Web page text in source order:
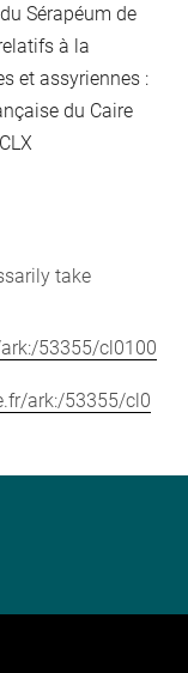
Sérapéum de
à la
et assyriennes :
du Caire
take
53355/cl0100
ark:/53355/cl0